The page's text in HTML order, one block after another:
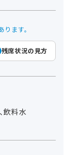
ます。
残席状況の見方
飲料水